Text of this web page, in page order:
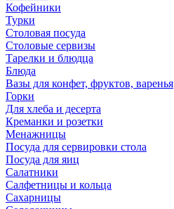
Кофейники
Турки
Столовая посуда
Столовые сервизы
Тарелки и блюдца
Блюда
Вазы для конфет, фруктов, варенья
Горки
Для хлеба и десерта
Креманки и розетки
Менажницы
Посуда для сервировки стола
Посуда для яиц
Салатники
Салфетницы и кольца
Сахарницы